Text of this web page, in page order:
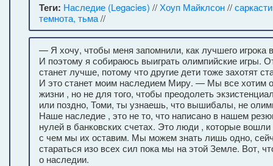
Теги: Наследие (Legacies) // Хоуп Майклсон//
темнота, тьма//
— Я хочу, чтобы меня запомнили, как лучшего
И поэтому я собираюсь выиграть олимпийские игры.
станет лучше, потому что другие дети тоже захотят
И это станет моим наследием Миру. — Мы все хотим
жизни , но не для того, чтобы преодолеть
или поздно, Томи, ты узнаешь, что вышибалы, не
Наше наследие , это не то, что написано в нашем
нулей в банковских счетах. Это люди , которые
с чем мы их оставим. Мы можем знать лишь одно,
стараться изо всех сил пока мы на этой Земле. Вот,
о наследии.